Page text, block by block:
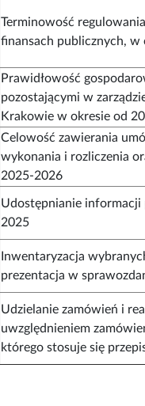
Terminowość
finansach publicznych,
Prawidłowość
pozostającymi w
Krakowie w okresie od
Celowość zawierania
wykonania i rozliczenia
2025-2026
Udostępnianie
2025
Inwentaryzacja
prezentacja w
Udzielanie zamówień i
uwzględnieniem
którego stosuje się